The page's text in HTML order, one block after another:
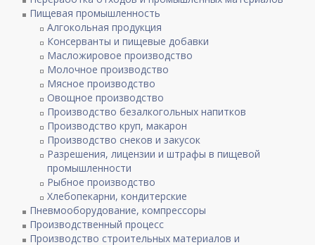
Пищевая промышленность
Алгокольная продукция
Консерванты и пищевые добавки
Масложировое производство
Молочное производство
Мясное производство
Овощное производство
Производство безалкогольных напитков
Производство круп, макарон
Производство снеков и закусок
Разрешения, лицензии и штрафы в пищевой
промышленности
Рыбное производство
Хлебопекарни, кондитерские
Пневмооборудование, компрессоры
Производственный процесс
Производство строительных материалов и